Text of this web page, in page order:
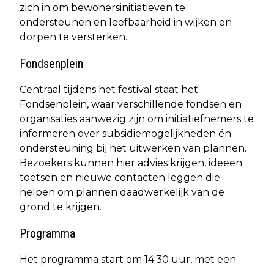
zich in om bewonersinitiatieven te
ondersteunen en leefbaarheid in wijken en
dorpen te versterken.
Fondsenplein
Centraal tijdens het festival staat het
Fondsenplein, waar verschillende fondsen en
organisaties aanwezig zijn om initiatiefnemers te
informeren over subsidiemogelijkheden én
ondersteuning bij het uitwerken van plannen.
Bezoekers kunnen hier advies krijgen, ideeën
toetsen en nieuwe contacten leggen die
helpen om plannen daadwerkelijk van de
grond te krijgen.
Programma
Het programma start om 14.30 uur, met een